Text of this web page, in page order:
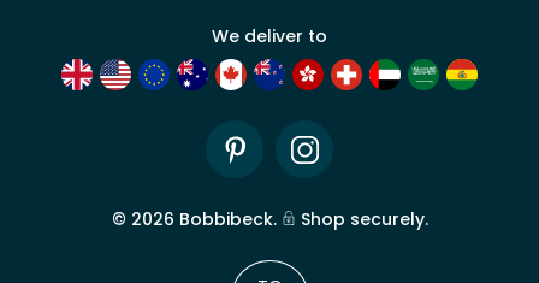
We deliver to
PinterestInstagram
© 2026 Bobbibeck. Shop securely.